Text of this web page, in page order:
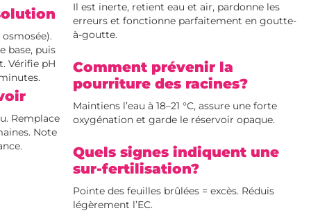
base, puis
Vérifie pH
Remplace
Note
Il est inerte, retient eau et air, pardonne les
erreurs et fonctionne parfaitement en goutte-
à-goutte.
Comment prévenir la
pourriture des racines?
Maintiens l’eau à 18–21 °C, assure une forte
oxygénation et garde le réservoir opaque.
Quels signes indiquent une
sur-fertilisation?
Pointe des feuilles brûlées = excès. Réduis
légèrement l’EC.